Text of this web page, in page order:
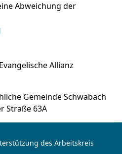
Abweichung der
Allianz
Gemeinde Schwabach
Straße 63A
des Arbeitskreis